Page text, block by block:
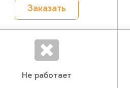
Заказать
Не работает